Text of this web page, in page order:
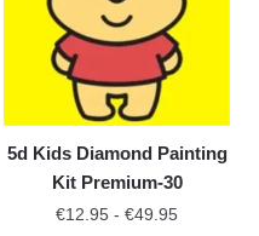
5d Kids Diamond Painting
Kit Premium-30
€12.95 - €49.95